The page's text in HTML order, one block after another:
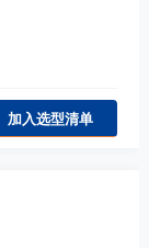
加入选型清单